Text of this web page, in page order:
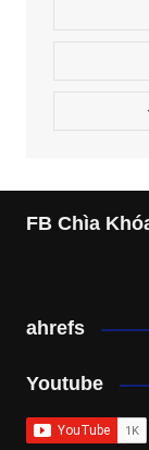
FB Chìa
ahrefs
Youtube